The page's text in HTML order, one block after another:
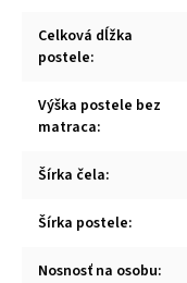
Celková dĺžka
postele:
Výška postele bez
matraca:
Šírka čela:
Šírka postele:
Nosnosť na osobu: